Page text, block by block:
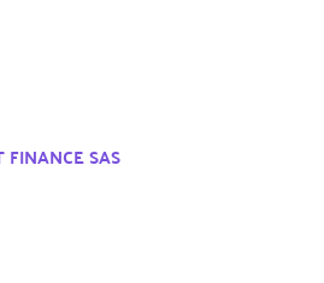
FINANCE SAS